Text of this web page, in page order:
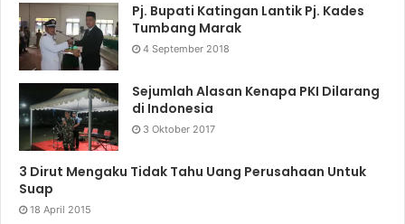
Pj. Bupati Katingan Lantik Pj. Kades
Tumbang Marak
4 September 2018
Sejumlah Alasan Kenapa PKI Dilarang
di Indonesia
3 Oktober 2017
3 Dirut Mengaku Tidak Tahu Uang Perusahaan Untuk
Suap
18 April 2015